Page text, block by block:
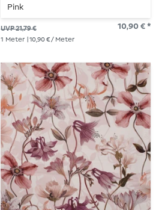
Pink
UVP 21,79 € 10,90 € *
1 Meter | 10,90 € / Meter